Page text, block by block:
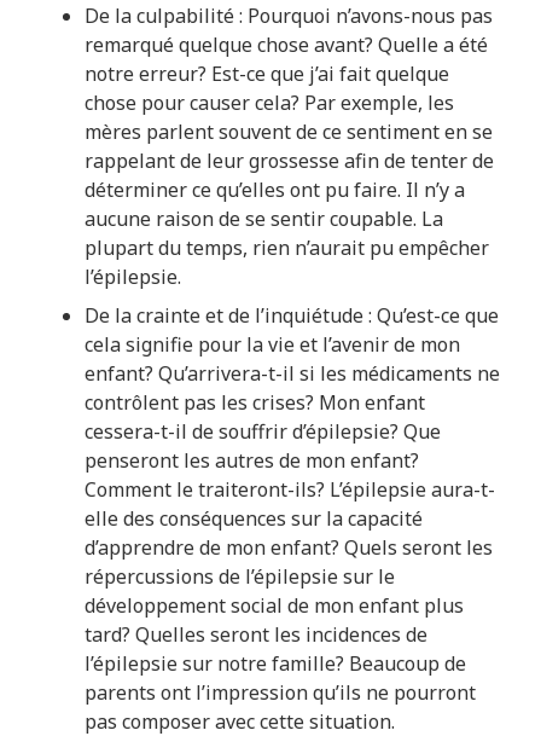
De la culpabilité : Pourquoi n’avons-nous pas
remarqué quelque chose avant? Quelle a été
notre erreur? Est-ce que j’ai fait quelque
chose pour causer cela? Par exemple, les
mères parlent souvent de ce sentiment en se
rappelant de leur grossesse afin de tenter de
déterminer ce qu’elles ont pu faire. Il n’y a
aucune raison de se sentir coupable. La
plupart du temps, rien n’aurait pu empêcher
l’épilepsie.
De la crainte et de l’inquiétude : Qu’est-ce que
cela signifie pour la vie et l’avenir de mon
enfant? Qu’arrivera-t-il si les médicaments ne
contrôlent pas les crises? Mon enfant
cessera-t-il de souffrir d’épilepsie? Que
penseront les autres de mon enfant?
Comment le traiteront-ils? L’épilepsie aura-t-
elle des conséquences sur la capacité
d’apprendre de mon enfant? Quels seront les
répercussions de l’épilepsie sur le
développement social de mon enfant plus
tard? Quelles seront les incidences de
l’épilepsie sur notre famille? Beaucoup de
parents ont l’impression qu’ils ne pourront
pas composer avec cette situation.